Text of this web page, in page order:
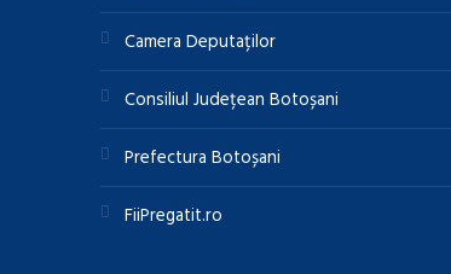
Camera Deputaților
Consiliul Județean Botoșani
Prefectura Botoșani
FiiPregatit.ro